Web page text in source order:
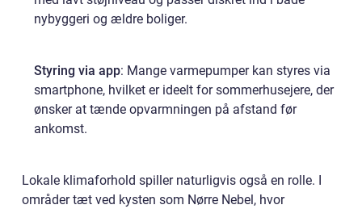
nybyggeri og ældre boliger.
Styring via app: Mange varmepumper kan styres via
smartphone, hvilket er ideelt for sommerhusejere, der
ønsker at tænde opvarmningen på afstand før
ankomst.
Lokale klimaforhold spiller naturligvis også en rolle. I
områder tæt ved kysten som Nørre Nebel, hvor